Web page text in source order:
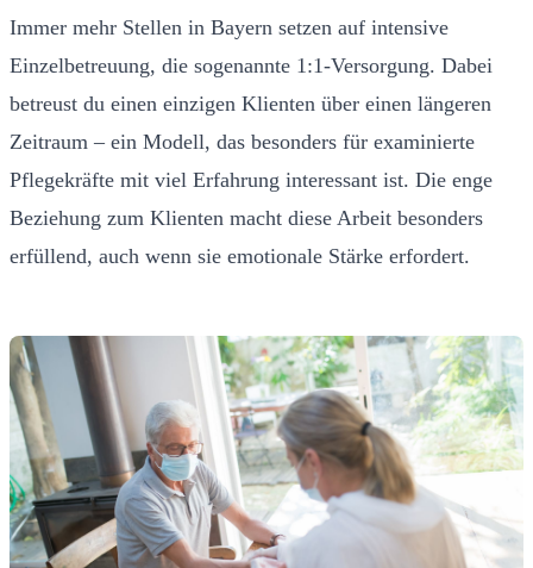
Immer mehr Stellen in Bayern setzen auf intensive
Einzelbetreuung, die sogenannte 1:1-Versorgung. Dabei
betreust du einen einzigen Klienten über einen längeren
Zeitraum – ein Modell, das besonders für examinierte
Pflegekräfte mit viel Erfahrung interessant ist. Die enge
Beziehung zum Klienten macht diese Arbeit besonders
erfüllend, auch wenn sie emotionale Stärke erfordert.